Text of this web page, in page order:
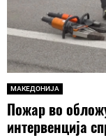
МАКЕДОНИЈА
Пожар во
интервенција